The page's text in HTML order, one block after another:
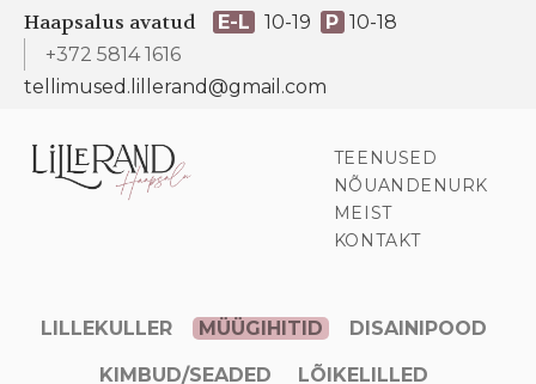
Haapsalus avatud E-L 10-19 P 10-18
+372 5814 1616
tellimused.lillerand@gmail.com
TEENUSED
NÕUANDENURK
MEIST
KONTAKT
LILLEKULLER MÜÜGIHITID DISAINIPOOD
KIMBUD/SEADED LÕIKELILLED